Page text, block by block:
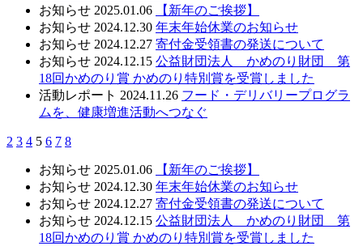
お知らせ 2025.01.06
【新年のご挨拶】
お知らせ 2024.12.30 年末年始休業のお知らせ
お知らせ 2024.12.27 寄付金受領書の発送について
お知らせ 2024.12.15 公益財団法人 かめのり財団 第
18回かめのり賞 かめのり特別賞を受賞しました
活動レポート 2024.11.26 フード・デリバリープログラ
ムを、健康増進活動へつなぐ
2 3 4 5 6 7 8
お知らせ 2025.01.06
【新年のご挨拶】
お知らせ 2024.12.30 年末年始休業のお知らせ
お知らせ 2024.12.27 寄付金受領書の発送について
お知らせ 2024.12.15 公益財団法人 かめのり財団 第
18回かめのり賞 かめのり特別賞を受賞しました